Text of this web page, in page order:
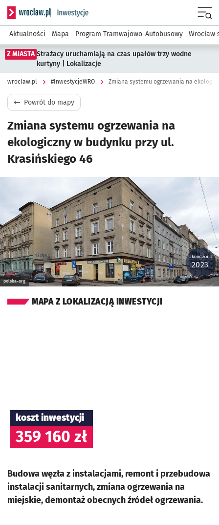
Serwis informacyjny wroclaw.pl podserwis:
Aktualności Mapa Program Tramwajowo-Autobusowy Wrocław
Z MIASTA Strażacy uruchamiają na czas upałów trzy wodne
kurtyny | Lokalizacje
wroclaw.pl #InwestycjeWRO Zmiana systemu ogrzewania na
Powrót do mapy
Zmiana systemu ogrzewania na
ekologiczny w budynku przy ul.
Krasińskiego 46
polska-org
Ukończono:
2023
MAPA Z LOKALIZACJĄ INWESTYCJI
koszt inwestycji
359 160 zł
Budowa węzła z instalacjami, remont i przebudowa
instalacji sanitarnych, zmiana ogrzewania na
miejskie, demontaż obecnych źródeł ogrzewania.